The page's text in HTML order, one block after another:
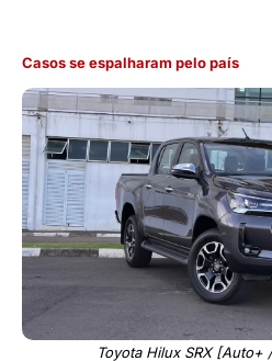
Casos se espalharam pelo país
Toyota Hilux SRX [Auto+